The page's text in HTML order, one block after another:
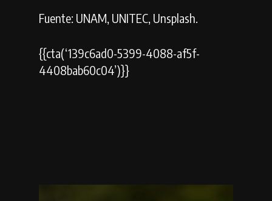
Fuente: UNAM, UNITEC, Unsplash.
{{cta(‘139c6ad0-5399-4088-af5f-
4408bab60c04’)}}